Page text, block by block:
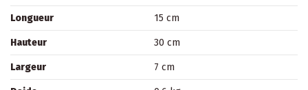
Longueur 15 cm
Hauteur 30 cm
Largeur 7 cm